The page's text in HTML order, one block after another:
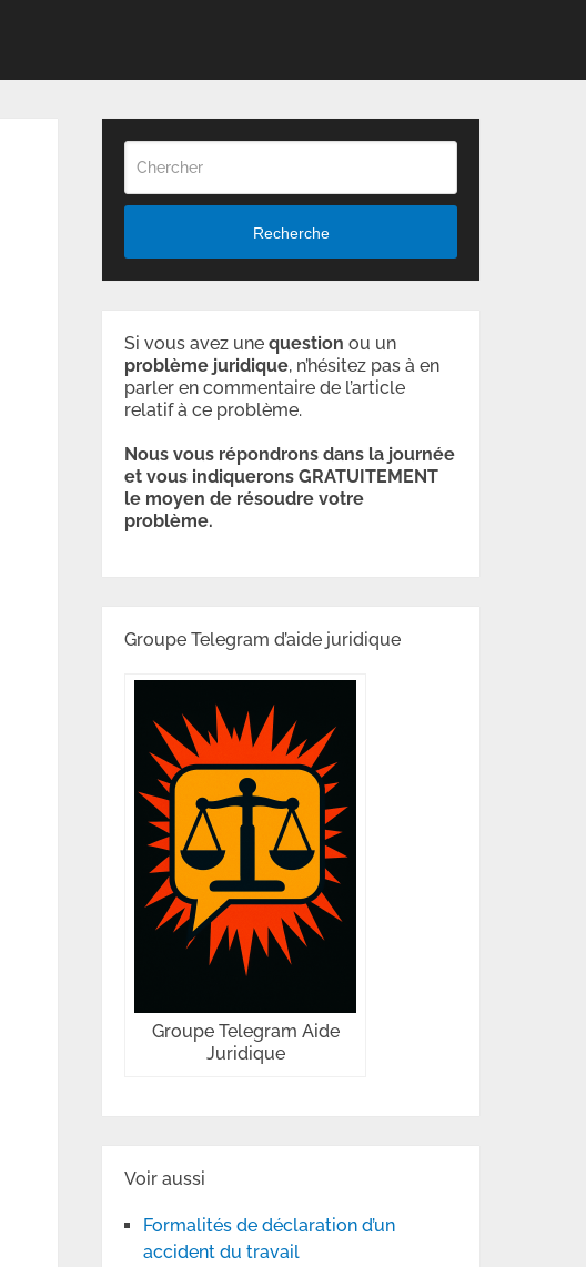
Recherche
Si vous avez unequestion ou un
problème juridique, n’hésitez pas à en
parler en commentaire de l’article
relatif à ce problème.
Nous vous répondrons dans la journée
et vous indiquerons GRATUITEMENT
le moyen de résoudre votre
problème.
Groupe Telegram d’aide juridique
Groupe Telegram Aide
Juridique
Voir aussi
Formalités de déclaration d’un
accident du travail